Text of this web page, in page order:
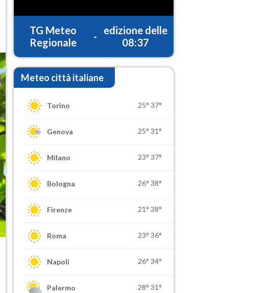
TG Meteo
Regionale
-
edizione delle
08:37
Meteo città italiane
Torino 25° 37°
Genova 25° 31°
Milano 23° 37°
Bologna 26° 38°
Firenze 21° 38°
Roma 23° 36°
Napoli 26° 34°
Palermo 28° 31°